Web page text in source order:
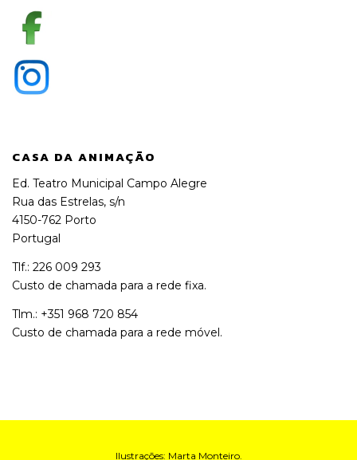
CASA DA ANIMAÇÃO
Ed. Teatro Municipal Campo Alegre
Rua das Estrelas, s/n
4150-762 Porto
Portugal
Tlf.: 226 009 293
Custo de chamada para a rede fixa.
Tlm.: +351 968 720 854
Custo de chamada para a rede móvel.
Ilustrações: Marta Monteiro.